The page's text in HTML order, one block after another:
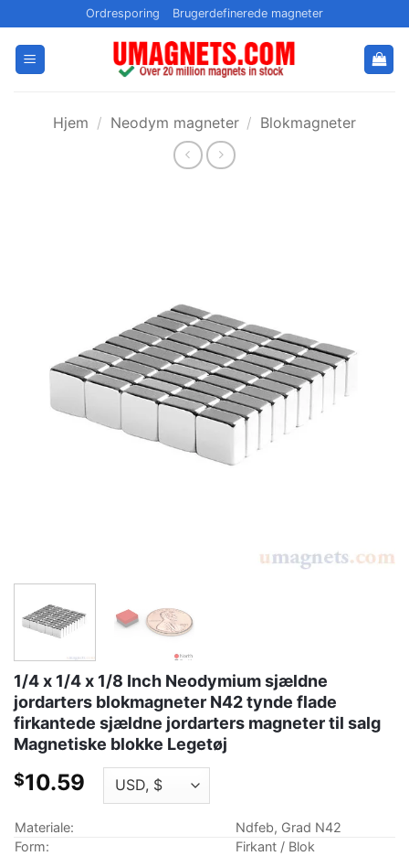
til
indhold
Ordresporing Brugerdefinerede magneter
Hjem / Neodym magneter / Blokmagneter
1/4 x 1/4 x 1/8 Inch Neodymium sjældne
jordarters blokmagneter N42 tynde flade
firkantede sjældne jordarters magneter til salg
Magnetiske blokke Legetøj
$10.59
Materiale:
Ndfeb, Grad N42
Form:
Firkant / Blok